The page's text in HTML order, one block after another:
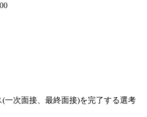
(一次面接、最終面接)を完了する選考